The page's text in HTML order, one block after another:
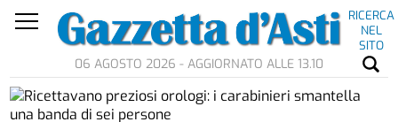
RICERCA
NEL
SITO
06 AGOSTO 2026 - AGGIORNATO ALLE 13.10